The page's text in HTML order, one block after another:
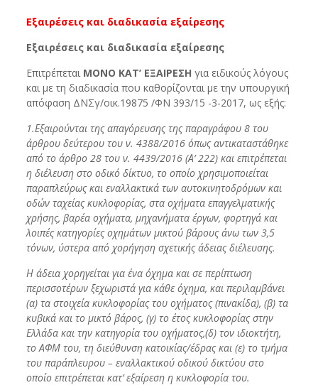
Εξαιρέσεις και διαδικασία εξαίρεσης
Εξαιρέσεις και διαδικασία εξαίρεσης
Επιτρέπεται ΜΟΝΟ ΚΑΤ’ ΕΞΑΙΡΕΣΗ για ειδικούς λόγους
και με τη διαδικασία που καθορίζονται με την υπουργική
απόφαση ΔΝΣγ/oικ.19875 /ΦΝ 393/15 -3-2017, ως εξής:
1.Εξαιρούνται της απαγόρευσης της παραγράφου 8 του
άρθρου δεύτερου του ν. 4388/2016 όπως αντικαταστάθηκε
από το άρθρο 28 του ν. 4439/2016 (Α’ 222) και επιτρέπεται
η διέλευση στο οδικό δίκτυο, το οποίο χρησιμοποιείται
παραπλεύρως και εναλλακτικά των αυτοκινητοδρόμων και
οδών ταχείας κυκλοφορίας, στα οχήματα επαγγελματικής
χρήσης, βαρέα οχήματα, μηχανήματα έργων, φορτηγά και
λοιπές κατηγορίες οχημάτων μικτoύ βάρους άνω των 3,5
τόνων, ύστερα από χορήγηση σχετικής άδειας διέλευσης.
Η άδεια χορηγείται για ένα όχημα και σε περίπτωση
περισσοτέρων ξεχωριστά για κάθε όχημα, και περιλαμβάνει
(α) τα στοιχεία κυκλοφορίας του οχήματος (πινακίδα), (β) τα
κυβικά και το μικτό βάρος, (γ) το έτος κυκλοφορίας στην
Ελλάδα και την κατηγορία του οχήματος,(δ) τον ιδιοκτήτη,
το ΑΦΜ του, τη διεύθυνση κατοικίας/έδρας και (ε) το τμήμα
του παράπλευρου – εναλλακτικού οδικού δικτύου στο
οποίο επιτρέπεται κατ’ εξαίρεση η κυκλοφορία του.